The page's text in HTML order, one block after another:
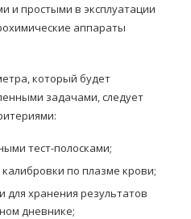
и простыми в эксплуатации
аппараты
который будет
задачами, следует
тест-полосками;
по плазме крови;
хранения результатов
дневнике;